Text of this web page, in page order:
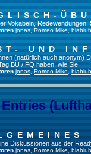
Vokabeln,
jonas Romeo.Mike
UND
(natürlich auch anonym)
BU / FQ haben, wie Sie.
jonas Romeo.Mike
Entries
Diskussionen aus der
jonas Romeo.Mike